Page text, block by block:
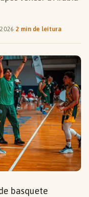
·2 min de leitura
basquete